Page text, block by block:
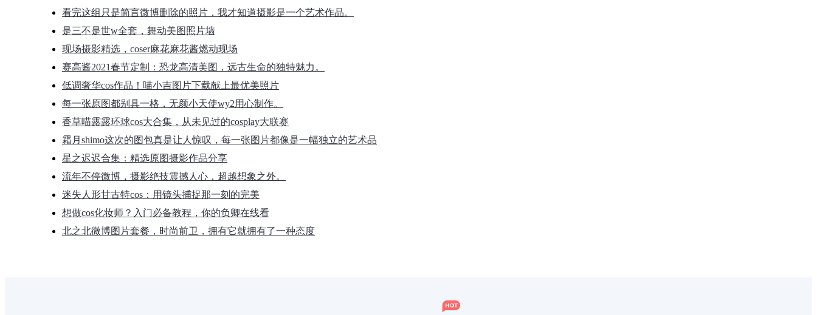
看完这组只是简言微博删除的照片，我才知道摄影是一个艺术作品。
是三不是世w全套，舞动美图照片墙
现场摄影精选，coser麻花麻花酱燃动现场
赛高酱2021春节定制：恐龙高清美图，远古生命的独特魅力。
低调奢华cos作品！喵小吉图片下载献上最优美照片
每一张原图都别具一格，无颜小天使wy2用心制作。
香草喵露露环球cos大合集，从未见过的cosplay大联赛
霜月shimo这次的图包真是让人惊叹，每一张图片都像是一幅独立的艺术品
星之迟迟合集：精选原图摄影作品分享
流年不停微博，摄影绝技震撼人心，超越想象之外。
迷失人形甘古特cos：用镜头捕捉那一刻的完美
想做cos化妆师？入门必备教程，你的负卿在线看
北之北微博图片套餐，时尚前卫，拥有它就拥有了一种态度